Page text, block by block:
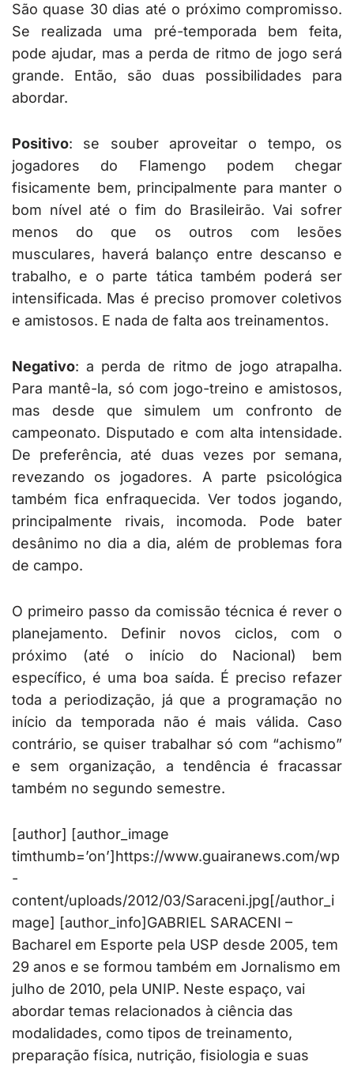
São quase 30 dias até o próximo compromisso.
Se realizada uma pré-temporada bem feita,
pode ajudar, mas a perda de ritmo de jogo será
grande. Então, são duas possibilidades para
abordar.
Positivo: se souber aproveitar o tempo, os
jogadores do Flamengo podem chegar
fisicamente bem, principalmente para manter o
bom nível até o fim do Brasileirão. Vai sofrer
menos do que os outros com lesões
musculares, haverá balanço entre descanso e
trabalho, e o parte tática também poderá ser
intensificada. Mas é preciso promover coletivos
e amistosos. E nada de falta aos treinamentos.
Negativo: a perda de ritmo de jogo atrapalha.
Para mantê-la, só com jogo-treino e amistosos,
mas desde que simulem um confronto de
campeonato. Disputado e com alta intensidade.
De preferência, até duas vezes por semana,
revezando os jogadores. A parte psicológica
também fica enfraquecida. Ver todos jogando,
principalmente rivais, incomoda. Pode bater
desânimo no dia a dia, além de problemas fora
de campo.
O primeiro passo da comissão técnica é rever o
planejamento. Definir novos ciclos, com o
próximo (até o início do Nacional) bem
específico, é uma boa saída. É preciso refazer
toda a periodização, já que a programação no
início da temporada não é mais válida. Caso
contrário, se quiser trabalhar só com “achismo”
e sem organização, a tendência é fracassar
também no segundo semestre.
[author] [author_image
timthumb=’on’]https://www.guairanews.com/wp
-
content/uploads/2012/03/Saraceni.jpg[/author_i
mage] [author_info]GABRIEL SARACENI –
Bacharel em Esporte pela USP desde 2005, tem
29 anos e se formou também em Jornalismo em
julho de 2010, pela UNIP. Neste espaço, vai
abordar temas relacionados à ciência das
modalidades, como tipos de treinamento,
preparação física, nutrição, fisiologia e suas